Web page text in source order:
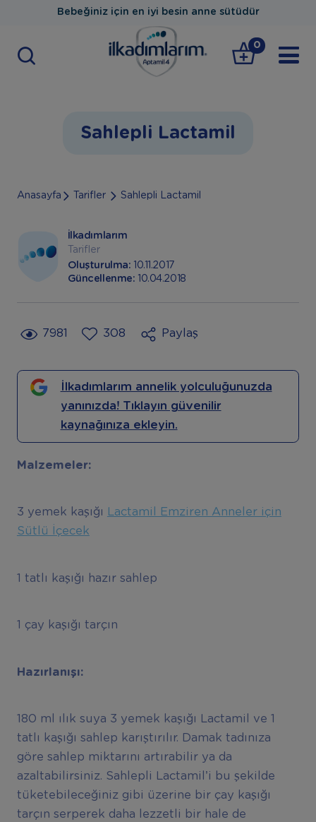
Bebeğiniz için en iyi besin anne sütüdür
0
Sahlepli Lactamil
Anasayfa Tarifler Sahlepli Lactamil
İlkadımlarım
Tarifler
Oluşturulma:
10.11.2017
Güncellenme:
10.04.2018
7981 308 Paylaş
İlkadımlarım annelik yolculuğunuzda
yanınızda! Tıklayın güvenilir
kaynağınıza ekleyin.
Malzemeler:
3 yemek kaşığı
Lactamil Emziren Anneler için
Sütlü İçecek
1 tatlı kaşığı hazır sahlep
1 çay kaşığı tarçın
Hazırlanışı:
180 ml ılık suya 3 yemek kaşığı Lactamil ve 1
tatlı kaşığı sahlep karıştırılır. Damak tadınıza
göre sahlep miktarını artırabilir ya da
azaltabilirsiniz. Sahlepli Lactamil’i bu şekilde
tüketebileceğiniz gibi üzerine bir çay kaşığı
tarçın serperek daha lezzetli bir hale de